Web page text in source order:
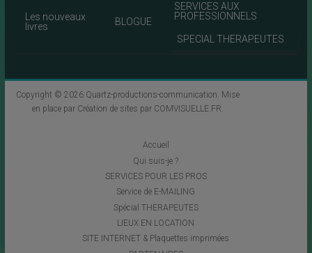
Les nouveaux
livres
BLOGUE
SERVICES AUX
PROFESSIONNELS
SPECIAL THERAPEUTES
Copyright © 2026 Quartz-productions-communication. Mise
en place par Création de sites par COMVISUELLE.FR.
Accueil
Qui suis-je ?
SERVICES POUR LES PROS
Service de E-MAILING
Spécial THERAPEUTES
LIEUX EN LOCATION
SITE INTERNET & Plaquettes imprimées